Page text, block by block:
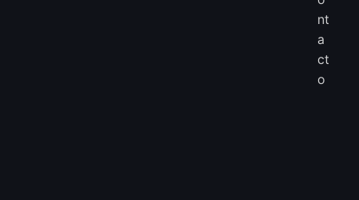
nt
a
ct
o